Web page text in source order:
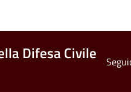
Difesa Civile